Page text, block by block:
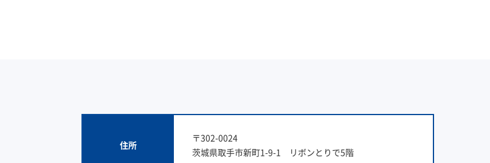
住所
〒302-0024
茨城県取手市新町1-9-1 リボンとりで5階